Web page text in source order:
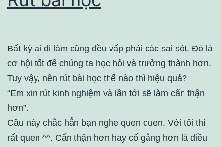
Bất kỳ ai đi làm cũng đều vấp phải các sai sót. Đó là
cơ hội tốt để chúng ta học hỏi và trưởng thành hơn.
Tuy vậy, nên rút bài học thế nào thì hiệu quả?
“Em xin rút kinh nghiệm và lần tới sẽ làm cẩn thận
hơn”.
Câu này chắc hẳn bạn nghe quen quen. Với tôi thì
rất quen ^^. Cẩn thận hơn hay cố gắng hơn là điều